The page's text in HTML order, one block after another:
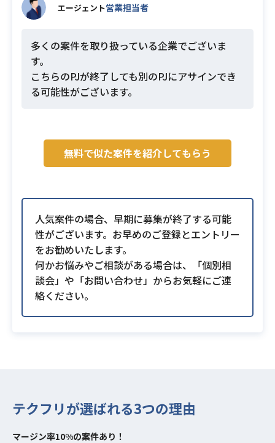
エージェント営業担当者
多くの案件を取り扱っている企業でございま
す。
こちらのPJが終了しても別のPJにアサインでき
る可能性がございます。
無料で似た案件を紹介してもらう
人気案件の場合、早期に募集が終了する可能
性がございます。お早めのご登録とエントリー
をお勧めいたします。
何かお悩みやご相談がある場合は、「個別相
談会」や「お問い合わせ」からお気軽にご連
絡ください。
テクフリが選ばれる3つの理由
マージン率10%の案件あり！